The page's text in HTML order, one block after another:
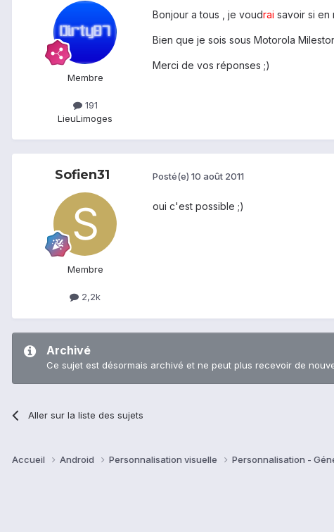
Membre
191
LieuLimoges
Bonjour a tous , je voudrai savoir si en
Bien que je sois sous Motorola
Merci de vos réponses ;)
Sofien31
Membre
2,2k
Posté(e) 10 août 2011
oui c'est possible ;)
Archivé
Ce sujet est désormais archivé et ne peut plus recevoir de
Aller sur la liste des sujets
Accueil Android Personnalisation visuelle Personnalisation -